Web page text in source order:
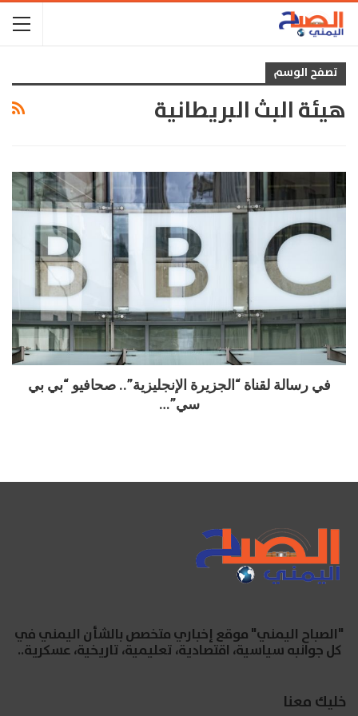
تصفح الوسم
هيئة البث البريطانية
في رسالة لقناة “الجزيرة الإنجليزية”.. صحافيو “بي بي
سي”…
"الصباح اليمني" موقع إخباري متخصص بالشأن اليمني في
كل جوانبه سياسية، اقتصادية، تعليمية، تاريخية، عسكرية..
خليك معنا